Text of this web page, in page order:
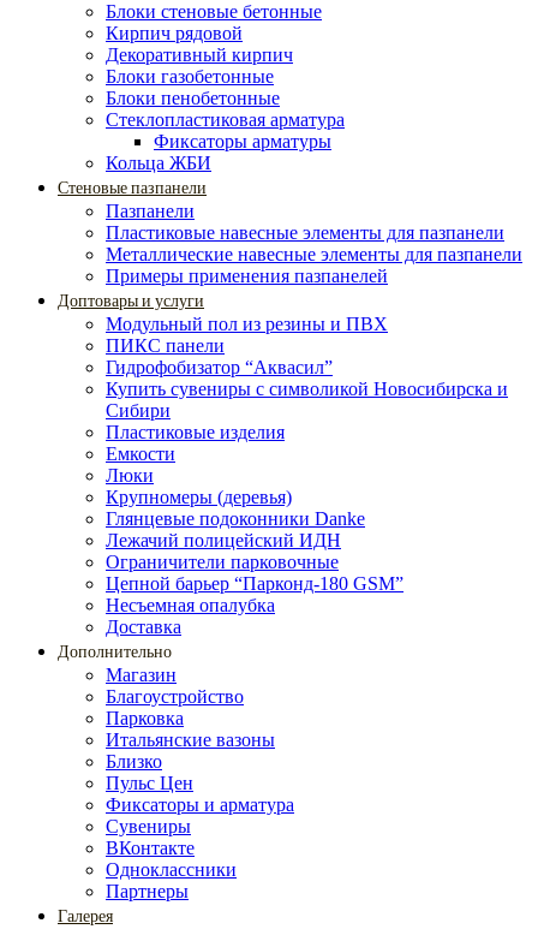
Блоки стеновые бетонные
Кирпич рядовой
Декоративный кирпич
Блоки газобетонные
Блоки пенобетонные
Стеклопластиковая арматура
Фиксаторы арматуры
Кольца ЖБИ
Стеновые пазпанели
Пазпанели
Пластиковые навесные элементы для пазпанели
Металлические навесные элементы для пазпанели
Примеры применения пазпанелей
Доптовары и услуги
Модульный пол из резины и ПВХ
ПИКС панели
Гидрофобизатор “Аквасил”
Купить сувениры с символикой Новосибирска и
Сибири
Пластиковые изделия
Емкости
Люки
Крупномеры (деревья)
Глянцевые подоконники Danke
Лежачий полицейский ИДН
Ограничители парковочные
Цепной барьер “Парконд-180 GSM”
Несъемная опалубка
Доставка
Дополнительно
Магазин
Благоустройство
Парковка
Итальянские вазоны
Близко
Пульс Цен
Фиксаторы и арматура
Сувениры
ВКонтакте
Одноклассники
Партнеры
Галерея